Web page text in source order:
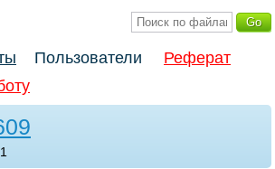
Пользователи
Реферат